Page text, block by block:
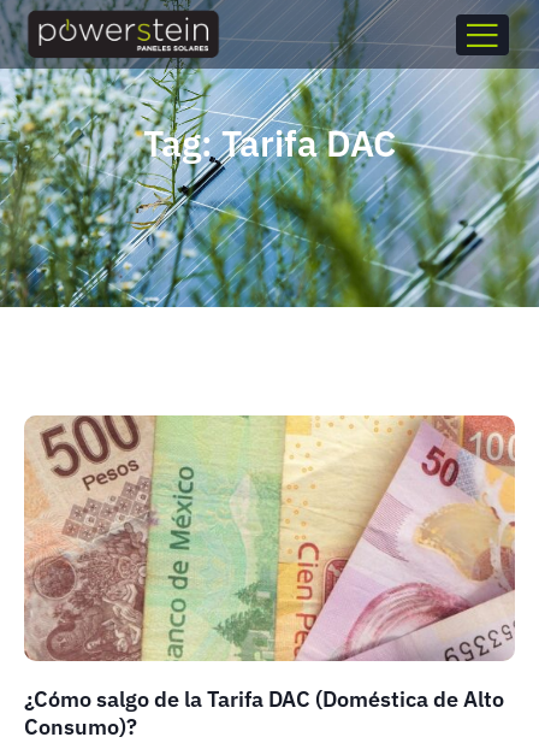
Tag: Tarifa DAC
¿Cómo salgo de la Tarifa DAC (Doméstica de Alto
Consumo)?